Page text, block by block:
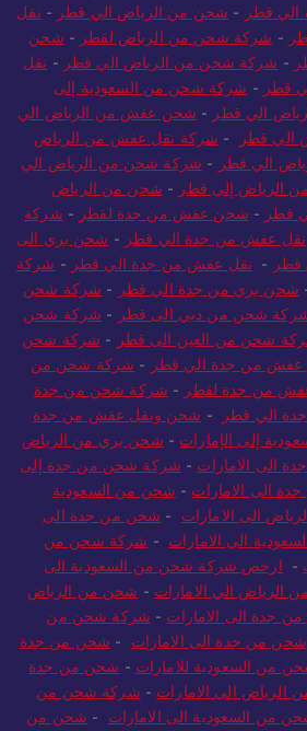
قطر - شحن من الرياض الي قطر - نقل
- شركة شحن من الرياض لقطر - شحن
- شركة شحن من الرياض الي قطر - نقل
قطر - شركة شحن من السعودية إلى
الي قطر - شحن عفش من الرياض الي
الي قطر - شركة نقل عفش من الرياض
الي قطر - شركة شحن من الرياض الي
الرياض إلى قطر - شحن من الرياض
قطر - شحن عفش من جدة لقطر - شركة
نقل عفش من جدة الي قطر - شحن بري الى
- نقل عفش من جدة الي قطر - شركة
شحن بري من جدة الي قطر - شركة شحن
شحن من دبي الى قطر - شركة شحن
شحن من العين الى قطر - شركة شحن
عفش من جدة الي قطر - شركة شحن من
من جدة لقطر - شركة شحن من جدة
الي قطر - شحن ونقل عفش من جدة
إلى الإمارات - شحن بري من الرياض
الى الامارات - شركة شحن من جدة إلى
الى الامارات - شحن من السعودية
الى الامارات - شحن من جدة الى
الي الامارات - شركة شحن من
- ارخص شركة شحن من السعودية الى
الي الامارات - شحن من الرياض
جدة الى الامارات - شركة شحن من
شحن من جدة الى الامارات - شحن من جدة
من السعودية للامارات - شحن من جدة
الى الامارات - شركة شحن من
من السعودية الى الامارات - شحن من